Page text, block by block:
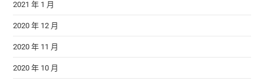
2021 年 1 月
2020 年 12 月
2020 年 11 月
2020 年 10 月